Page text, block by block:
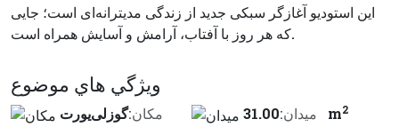
این استودیو آغازگر سبکی جدید از زندگی مدیترانه‌ای است؛ جایی
که هر روز با آفتاب، آرامش و آسایش همراه است.
ويژگي هاي موضوع
مكان:گوزلی‌یورت ميدان: 31.00 m2